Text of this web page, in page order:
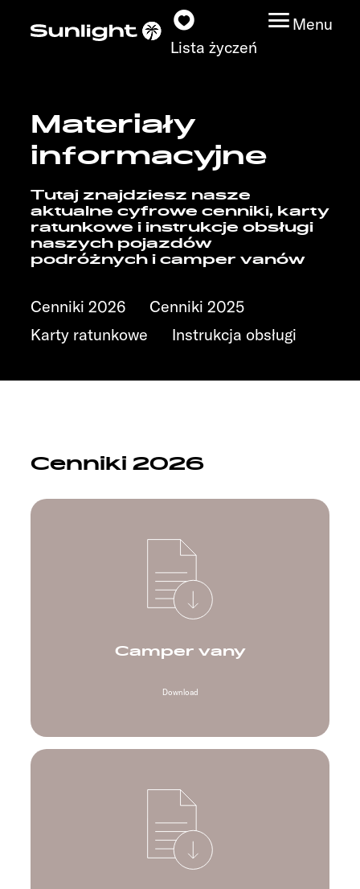
Lista życzeń
Menu
Modele
pojazdów
Wyszukiwanie
dystrybutorów
Badać
Praca
Materiały
informacyjne
Tutaj znajdziesz nasze
aktualne cyfrowe cenniki, karty
ratunkowe i instrukcje obsługi
naszych pojazdów
podróżnych i camper vanów
Cenniki 2026
Cenniki 2025
Karty ratunkowe
Instrukcja obsługi
Cenniki 2026
Camper vany
Download